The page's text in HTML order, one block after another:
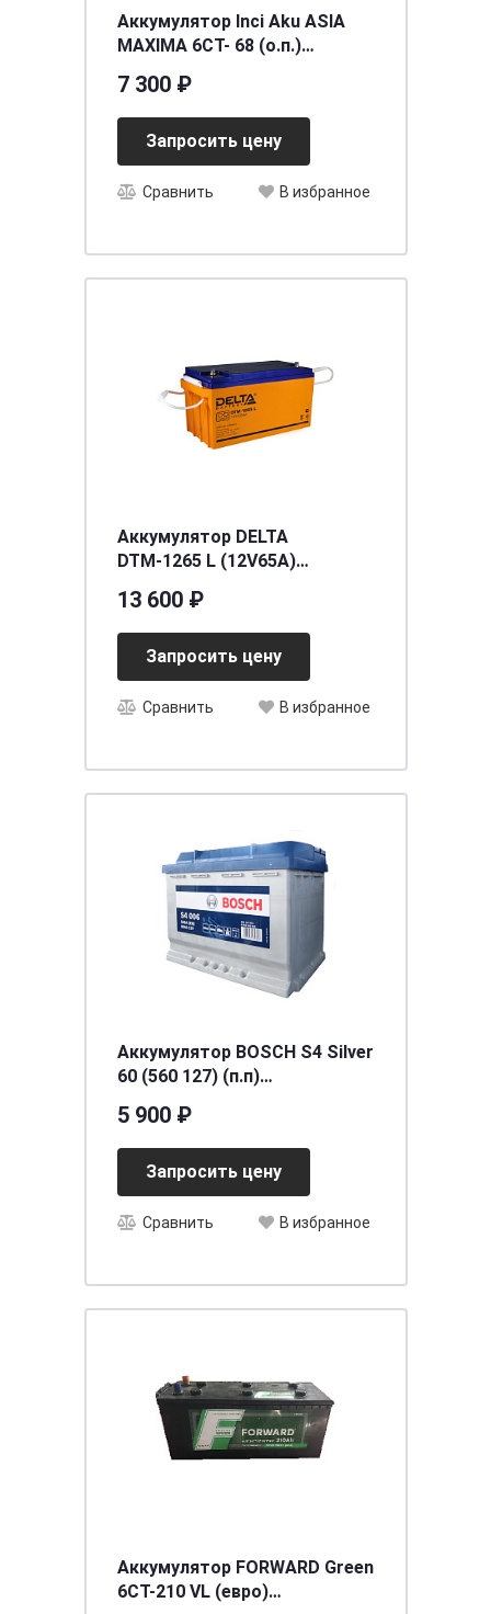
Аккумулятор Inci Aku ASIA
MAXIMA 6СТ- 68 (о.п.)
[д232ш173в225/600SAE] [D23]
7 300 ₽
Запросить цену
Сравнить В избранное
Аккумулятор DELTA
DTМ-1265 L (12V65A)
13 600 ₽
Запросить цену
Сравнить В избранное
Аккумулятор BOSCH S4 Silver
60 (560 127) (п.п)
5 900 ₽
Запросить цену
Сравнить В избранное
Аккумулятор FORWARD Green
6СТ-210 VL (евро)